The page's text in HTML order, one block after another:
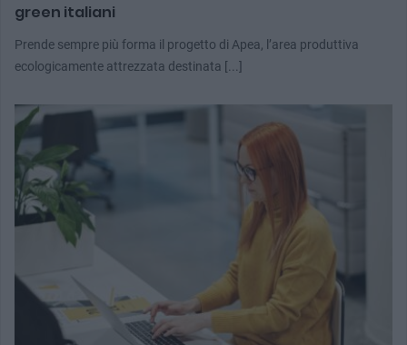
green italiani
Prende sempre più forma il progetto di Apea, l’area produttiva
ecologicamente attrezzata destinata [...]